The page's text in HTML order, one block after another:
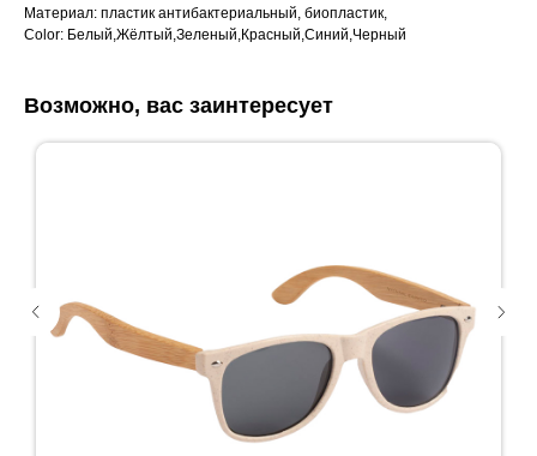
Материал: пластик антибактериальный, биопластик,
Color: Белый,Жёлтый,Зеленый,Красный,Синий,Черный
Возможно, вас заинтересует